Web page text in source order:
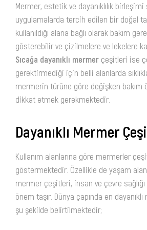
Mermer, estetik ve dayanıklılık
uygulamalarda tercih edilen bir doğal
kullanıldığı alana bağlı olarak bakım
gösterebilir ve çizilmelere ve lekelere
Sıcağa dayanıklı mermer çeşitleri ise
gerektirmediği için belli alanlarda
mermerin türüne göre değişken bakım
dikkat etmek gerekmektedir.
Dayanıklı Mermer
Kullanım alanlarına göre mermerler
göstermektedir. Özellikle de yaşam
mermer çeşitleri, insan ve çevre sağlığı
önem taşır. Dünya çapında en
şu şekilde belirtilmektedir;